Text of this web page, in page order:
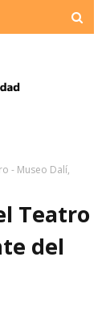
- Museo Dalí,
Teatro
del